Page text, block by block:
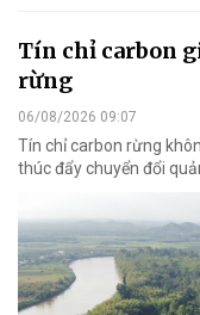
Tín chỉ carbon
rừng
06/08/2026 09:07
Tín chỉ carbon rừng
thúc đẩy chuyển đổi